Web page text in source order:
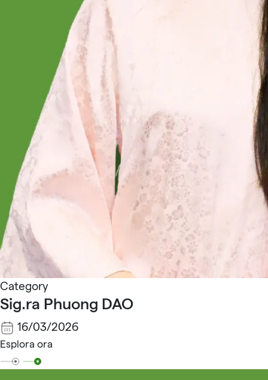
Category
Sig.ra Phuong DAO
16/03/2026
Esplora ora